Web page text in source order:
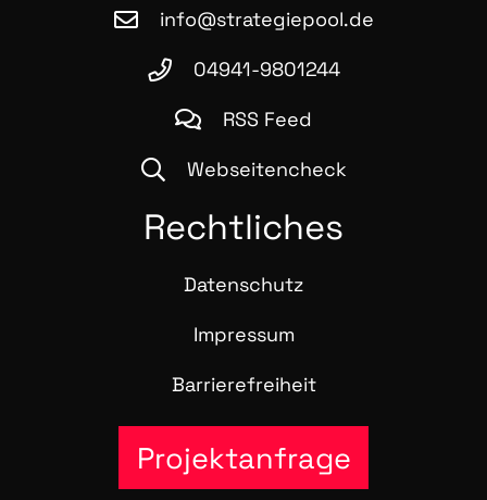
info@strategiepool.de
04941-9801244
RSS Feed
Webseitencheck
Recht­li­ches
Daten­schutz
Impres­sum
Bar­rie­re­frei­heit
Projektanfrage